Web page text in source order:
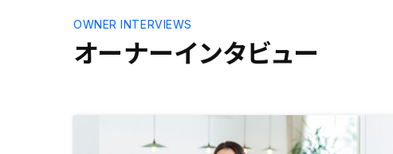
オーナーインタビュー
OWNER INTERVIEWS